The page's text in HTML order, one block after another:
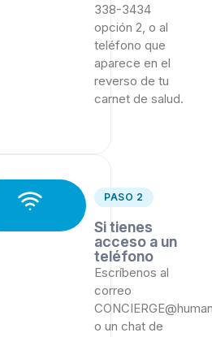
338-3434
opción 2, o al
teléfono que
aparece en el
reverso de tu
carnet de salud.
PASO 2
Si tienes
acceso a un
teléfono
Escríbenos al
correo
o un chat de